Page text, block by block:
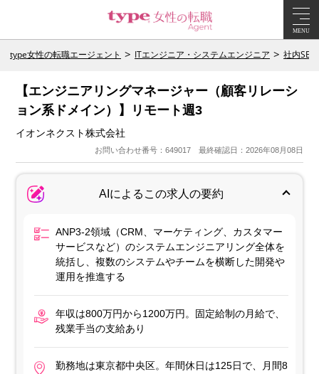
MENU
type女性の転職エージェント ITエンジニア・システムエンジニア 社内SE
【エンジニアリングマネージャー（顧客リレーシ
ョン系ドメイン）】リモート週3
イオンネクスト株式会社
お問い合わせ番号：649017 最終確認日：2026年08月08日
AIによるこの求人の要約
ANP3-2領域（CRM、マーケティング、カスタマー
サービスなど）のシステムエンジニアリング全体を
統括し、複数のシステムやチームを横断した開発や
運用を推進する
年収は800万円から1200万円。固定給制の月給で、
残業手当の支給あり
勤務地は東京都中央区。年間休日は125日で、月間8